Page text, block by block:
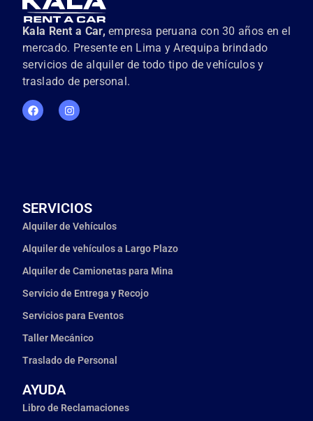
Kala Rent a Car, empresa peruana con 30 años en el
mercado. Presente en Lima y Arequipa brindado
servicios de alquiler de todo tipo de vehículos y
traslado de personal.
SERVICIOS
Alquiler de Vehículos
Alquiler de vehículos a Largo Plazo
Alquiler de Camionetas para Mina
Servicio de Entrega y Recojo
Servicios para Eventos
Taller Mecánico
Traslado de Personal
AYUDA
Libro de Reclamaciones